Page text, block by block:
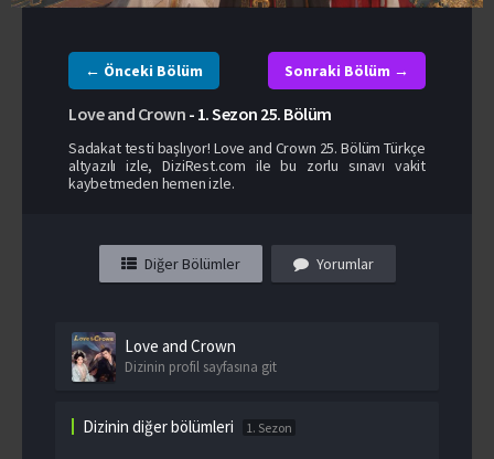
← Önceki Bölüm Sonraki Bölüm →
Love and Crown - 1. Sezon 25. Bölüm
Sadakat testi başlıyor! Love and Crown 25. Bölüm Türkçe
altyazılı izle, DiziRest.com ile bu zorlu sınavı vakit
kaybetmeden hemen izle.
Diğer Bölümler Yorumlar
Love and Crown
Dizinin profil sayfasına git
Dizinin diğer bölümleri 1. Sezon